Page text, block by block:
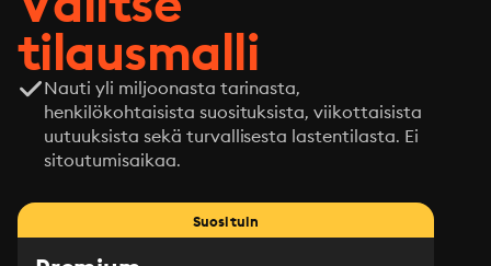
tilausmalli
Nauti yli miljoonasta tarinasta,
henkilökohtaisista suosituksista, viikottaisista
uutuuksista sekä turvallisesta lastentilasta. Ei
sitoutumisaikaa.
Suosituin